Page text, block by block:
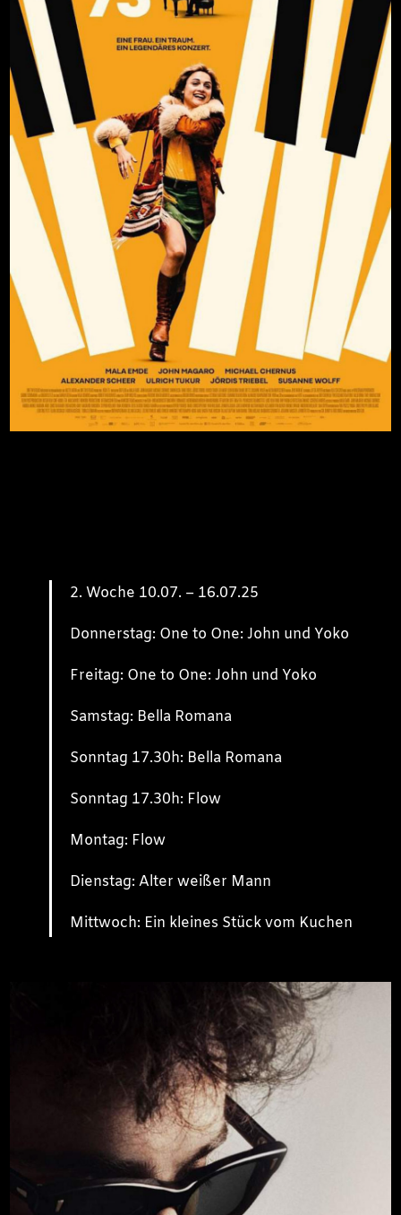
2. Woche 10.07. – 16.07.25
Donnerstag: One to One: John und Yoko
Freitag: One to One: John und Yoko
Samstag: Bella Romana
Sonntag 17.30h: Bella Romana
Sonntag 17.30h: Flow
Montag: Flow
Dienstag: Alter weißer Mann
Mittwoch: Ein kleines Stück vom Kuchen